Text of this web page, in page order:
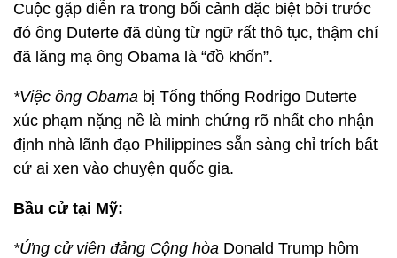
Cuộc gặp diễn ra trong bối cảnh đặc biệt bởi trước
đó ông Duterte đã dùng từ ngữ rất thô tục, thậm chí
đã lăng mạ ông Obama là “đồ khốn”.
*Việc ông Obama bị Tổng thống Rodrigo Duterte
xúc phạm nặng nề là minh chứng rõ nhất cho nhận
định nhà lãnh đạo Philippines sẵn sàng chỉ trích bất
cứ ai xen vào chuyện quốc gia.
Bầu cử tại Mỹ:
*Ứng cử viên đảng Cộng hòa Donald Trump hôm